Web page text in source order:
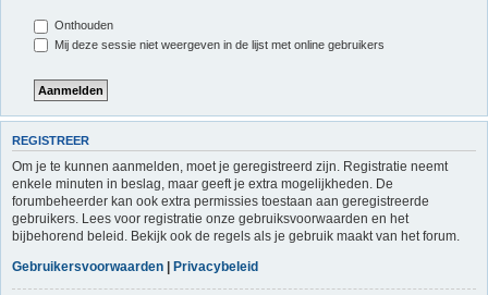
Onthouden
Mij deze sessie niet weergeven in de lijst met online gebruikers
REGISTREER
Om je te kunnen aanmelden, moet je geregistreerd zijn. Registratie neemt
enkele minuten in beslag, maar geeft je extra mogelijkheden. De
forumbeheerder kan ook extra permissies toestaan aan geregistreerde
gebruikers. Lees voor registratie onze gebruiksvoorwaarden en het
bijbehorend beleid. Bekijk ook de regels als je gebruik maakt van het forum.
Gebruikersvoorwaarden | Privacybeleid